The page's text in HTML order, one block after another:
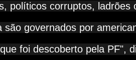
políticos corruptos, ladrões
são governados por
foi descoberto pela PF",